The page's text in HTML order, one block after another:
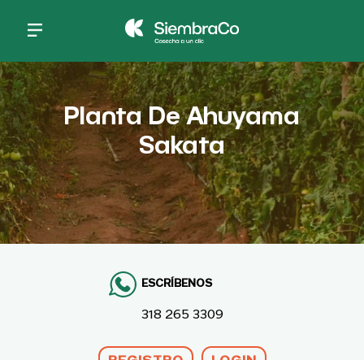
Planta De Ahuyama
Sakata
ESCRÍBENOS
318 265 3309